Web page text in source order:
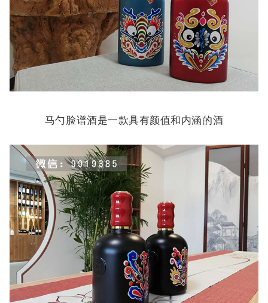
马勺脸谱酒是一款具有颜值和内涵的酒